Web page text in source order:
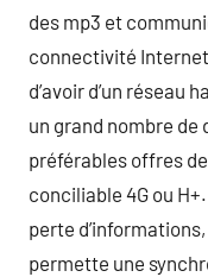
des mp3 et
connectivité
d’avoir d’un réseau
un grand nombre
préférables offres
conciliable 4G ou
perte
permette une